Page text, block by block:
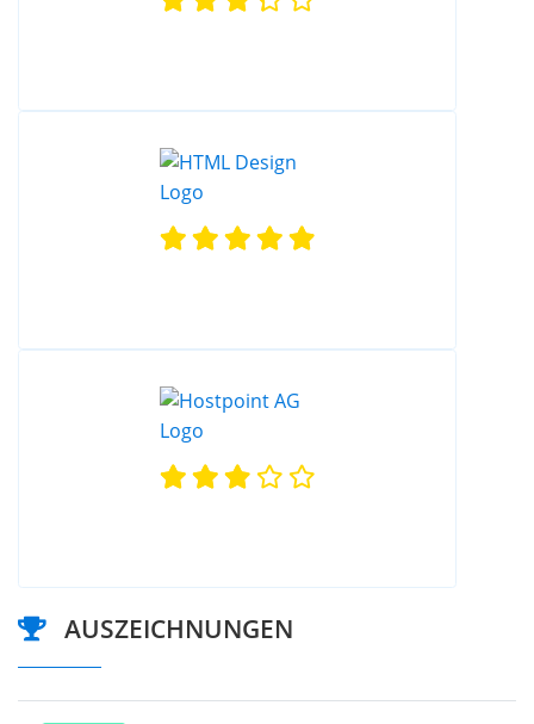
AUSZEICHNUNGEN